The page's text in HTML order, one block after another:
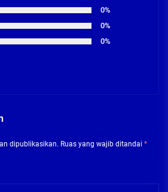
0%
0%
0%
dipublikasikan. Ruas yang wajib ditandai *